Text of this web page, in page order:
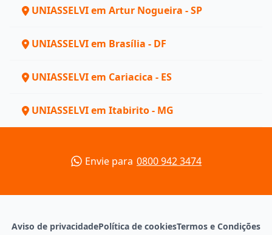
UNIASSELVI em Artur Nogueira - SP
UNIASSELVI em Brasília - DF
UNIASSELVI em Cariacica - ES
UNIASSELVI em Itabirito - MG
Envie para 0800 942 3474
Aviso de privacidadePolítica de cookiesTermos e Condições